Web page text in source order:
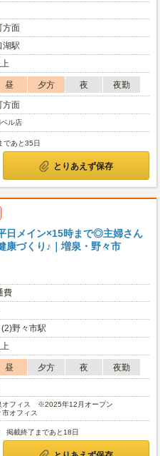
方面
湖駅
昼 夕方 夜
夜勤
方面
ル店
であと35日
とりあえず保存
日メイン×15時まで◎主婦さん
康づくり♪｜増泉・野々市
費
野々市駅
昼 夕方 夜
夜勤
オフィス ※2025年12月オープン
オフィス
掲載終了まであと18日